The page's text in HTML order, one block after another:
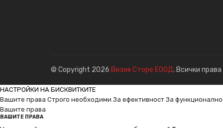
© Copyright 2026 Визия Сторе ЕООД. Всички
НАСТРОЙКИ НА БИСКВИТКИТЕ
Вашите права Строго необходими За ефективност За
Вашите права
ВАШИТЕ ПРАВА